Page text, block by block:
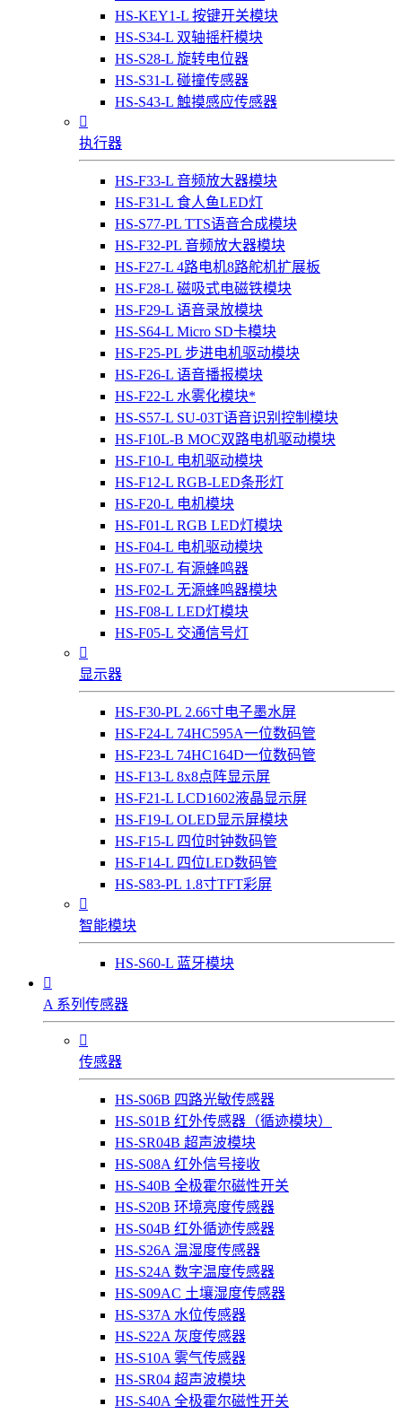
HS-KEY1-L 按键开关模块
HS-S34-L 双轴摇杆模块
HS-S28-L 旋转电位器
HS-S31-L 碰撞传感器
HS-S43-L 触摸感应传感器

执行器
HS-F33-L 音频放大器模块
HS-F31-L 食人鱼LED灯
HS-S77-PL TTS语音合成模块
HS-F32-PL 音频放大器模块
HS-F27-L 4路电机8路舵机扩展板
HS-F28-L 磁吸式电磁铁模块
HS-F29-L 语音录放模块
HS-S64-L Micro SD卡模块
HS-F25-PL 步进电机驱动模块
HS-F26-L 语音播报模块
HS-F22-L 水雾化模块*
HS-S57-L SU-03T语音识别控制模块
HS-F10L-B MOC双路电机驱动模块
HS-F10-L 电机驱动模块
HS-F12-L RGB-LED条形灯
HS-F20-L 电机模块
HS-F01-L RGB LED灯模块
HS-F04-L 电机驱动模块
HS-F07-L 有源蜂鸣器
HS-F02-L 无源蜂鸣器模块
HS-F08-L LED灯模块
HS-F05-L 交通信号灯

显示器
HS-F30-PL 2.66寸电子墨水屏
HS-F24-L 74HC595A一位数码管
HS-F23-L 74HC164D一位数码管
HS-F13-L 8x8点阵显示屏
HS-F21-L LCD1602液晶显示屏
HS-F19-L OLED显示屏模块
HS-F15-L 四位时钟数码管
HS-F14-L 四位LED数码管
HS-S83-PL 1.8寸TFT彩屏

智能模块
HS-S60-L 蓝牙模块

A 系列传感器

传感器
HS-S06B 四路光敏传感器
HS-S01B 红外传感器（循迹模块）
HS-SR04B 超声波模块
HS-S08A 红外信号接收
HS-S40B 全极霍尔磁性开关
HS-S20B 环境亮度传感器
HS-S04B 红外循迹传感器
HS-S26A 温湿度传感器
HS-S24A 数字温度传感器
HS-S09AC 土壤湿度传感器
HS-S37A 水位传感器
HS-S22A 灰度传感器
HS-S10A 雾气传感器
HS-SR04 超声波模块
HS-S40A 全极霍尔磁性开关